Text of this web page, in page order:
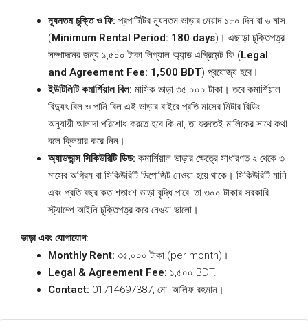
ন্যূনতম চুক্তি ও ফি: প্রপার্টিটির ন্যূনতম ভাড়ার মেয়াদ ১৮০ দিন বা ৬ মাস
(Minimum Rental Period: 180 days)। এছাড়া চুক্তিপত্র
সম্পাদনের জন্য ১,৫০০ টাকা লিগ্যাল অ্যান্ড এগ্রিমেন্ট ফি (Legal
and Agreement Fee: 1,500 BDT) প্রযোজ্য হবে।
ইউটিলিটি কমার্শিয়াল বিল: মাসিক ভাড়া ৩৫,০০০ টাকা। তবে কমার্শিয়াল
বিদ্যুৎ বিল ও পানি বিল এই ভাড়ার বাইরে প্রতি মাসের মিটার রিডিং
অনুযায়ী আলাদা পরিশোধ করতে হবে কি না, তা শুরুতেই মালিকের সাথে কথা
বলে ক্লিয়ার করে নিন।
অ্যাডভান্স সিকিউরিটি ডিড: কমার্শিয়াল ভাড়ার ক্ষেত্রে সাধারণত ২ থেকে ৩
মাসের অগ্রিম বা সিকিউরিটি ডিপোজিট নেওয়া হয়ে থাকে। সিকিউরিটি মানি
এবং প্রতি বছর কত শতাংশ ভাড়া বৃদ্ধি পাবে, তা ৩০০ টাকার সরকারি
স্ট্যাম্পে আইনি চুক্তিপত্র করে নেওয়া ভালো।
ভাড়া এবং যোগাযোগ:
Monthly Rent: ৩৫,০০০ টাকা (per month)।
Legal & Agreement Fee: ১,৫০০ BDT.
Contact: 01714697387, মো: আলিফ রহমান।